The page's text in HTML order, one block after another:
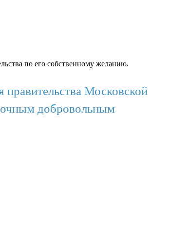
по его собственному желанию.
правительства Московской
добровольным